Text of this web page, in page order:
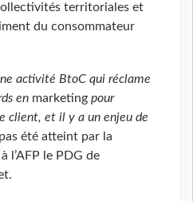
territoriales et
du consommateur
activité BtoC qui réclame
en marketing pour
client, et il y a un enjeu de
été atteint par la
l’AFP le PDG de